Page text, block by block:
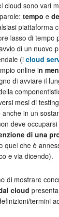
cloud sono vari
tempo e
piattaforma
lasso di tempo
di un nuovo
(i cloud
online in
di avviare il
mesi di
in un
deve
di una
quel che è
e via dicendo).
di mostrare
cloud
termini